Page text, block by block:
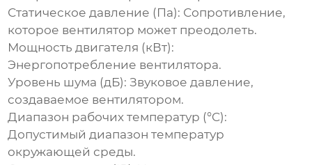
Статическое давление (Па): Сопротивление,
которое вентилятор может преодолеть.
Мощность двигателя (кВт):
Энергопотребление вентилятора.
Уровень шума (дБ): Звуковое давление,
создаваемое вентилятором.
Диапазон рабочих температур (°C):
Допустимый диапазон температур
окружающей среды.